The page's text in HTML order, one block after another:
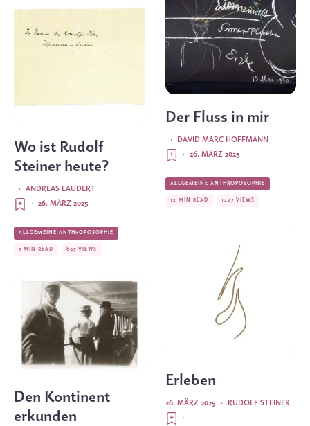
Wo ist Rudolf
Steiner heute?
ANDREAS LAUDERT
·
26. MÄRZ 2025
·
ALLGEMEINE ANTHROPOSOPHIE
7 MIN READ 897 VIEWS
Den Kontinent
erkunden
Der Fluss in mir
DAVID MARC HOFFMANN
·
26. MÄRZ 2025
·
ALLGEMEINE ANTHROPOSOPHIE
12 MIN READ 1227 VIEWS
Erleben
RUDOLF STEINER
·
26. MÄRZ 2025
·